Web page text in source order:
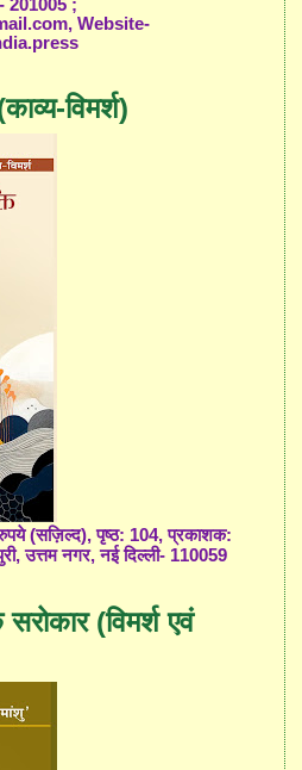
201005 ;
Website-
विमर्श)
(सज़िल्द), पृष्ठ: 104, प्रकाशक:
उत्तम नगर, नई दिल्ली- 110059
(विमर्श एवं